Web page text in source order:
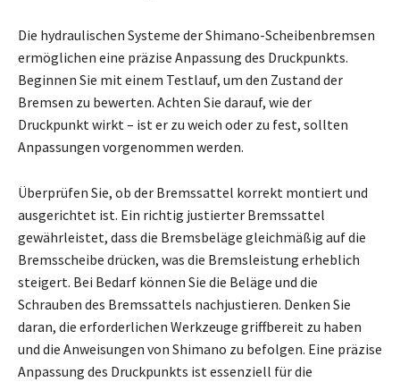
Die hydraulischen Systeme der Shimano-Scheibenbremsen
ermöglichen eine präzise Anpassung des Druckpunkts.
Beginnen Sie mit einem Testlauf, um den Zustand der
Bremsen zu bewerten. Achten Sie darauf, wie der
Druckpunkt wirkt – ist er zu weich oder zu fest, sollten
Anpassungen vorgenommen werden.
Überprüfen Sie, ob der Bremssattel korrekt montiert und
ausgerichtet ist. Ein richtig justierter Bremssattel
gewährleistet, dass die Bremsbeläge gleichmäßig auf die
Bremsscheibe drücken, was die Bremsleistung erheblich
steigert. Bei Bedarf können Sie die Beläge und die
Schrauben des Bremssattels nachjustieren. Denken Sie
daran, die erforderlichen Werkzeuge griffbereit zu haben
und die Anweisungen von Shimano zu befolgen. Eine präzise
Anpassung des Druckpunkts ist essenziell für die